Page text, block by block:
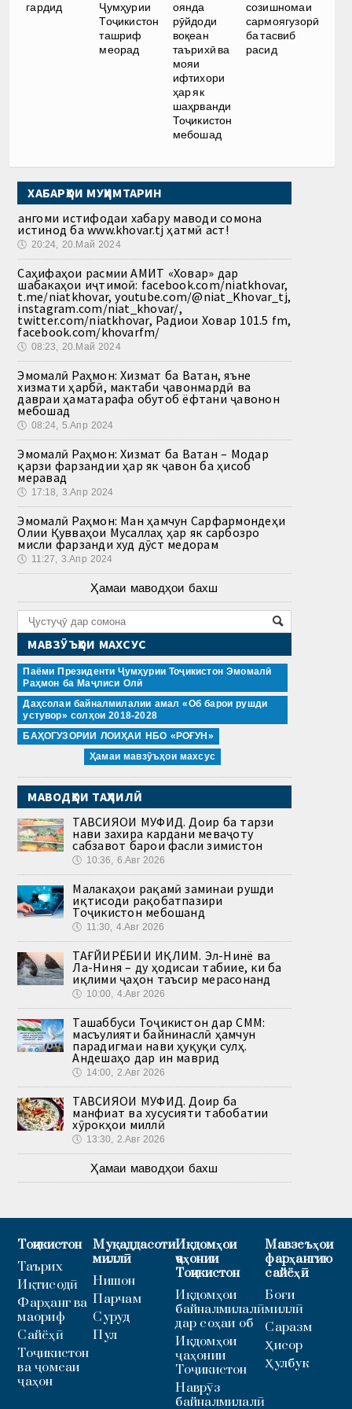
гардид
Ҷумҳурии
Тоҷикистон
ташриф
меорад
оянда
рӯйдоди
воқеан
таърихӣ ва
мояи
ифтихори
ҳар як
шаҳрванди
Тоҷикистон
мебошад
созишномаи
сармоягузорӣ
ба тасвиб
расид
ХАБАРҲОИ МУҲИМТАРИН
Ҳангоми истифодаи хабару маводи сомона
истинод ба www.khovar.tj ҳатмӣ аст!
🕔 20:24, 20.Май 2024
Саҳифаҳои расмии АМИТ «Ховар» дар
шабакаҳои иҷтимоӣ: facebook.com/niatkhovar,
t.me/niatkhovar, youtube.com/@niat_Khovar_tj,
instagram.com/niat_khovar/,
twitter.com/niatkhovar, Радиои Ховар 101.5 fm,
facebook.com/khovarfm/
🕔 08:23, 20.Май 2024
Эмомалӣ Раҳмон: Хизмат ба Ватан, яъне
хизмати ҳарбӣ, мактаби ҷавонмардӣ ва
давраи ҳаматарафа обутоб ёфтани ҷавонон
мебошад
🕔 08:24, 5.Апр 2024
Эмомалӣ Раҳмон: Хизмат ба Ватан – Модар
қарзи фарзандии ҳар як ҷавон ба ҳисоб
меравад
🕔 17:18, 3.Апр 2024
Эмомалӣ Раҳмон: Ман ҳамчун Сарфармондеҳи
Олии Қувваҳои Мусаллаҳ ҳар як сарбозро
мисли фарзанди худ дӯст медорам
🕔 11:27, 3.Апр 2024
Ҳамаи маводҳои бахш
МАВЗӮЪҲОИ МАХСУС
Паёми Президенти Ҷумҳурии Тоҷикистон Эмомалӣ
Раҳмон ба Маҷлиси Олӣ
Даҳсолаи байналмилалии амал «Об барои рушди
устувор» солҳои 2018-2028
БАҲОГУЗОРИИ ЛОИҲАИ НБО «РОҒУН»
Ҳамаи мавзӯъҳои махсус
МАВОДҲОИ ТАҲЛИЛӢ
ТАВСИЯҲОИ МУФИД. Доир ба тарзи
нави захира кардани меваҷоту
сабзавот барои фасли зимистон
🕔 10:36, 6.Авг 2026
Малакаҳои рақамӣ заминаи рушди
иқтисоди рақобатпазири
Тоҷикистон мебошанд
🕔 11:30, 4.Авг 2026
ТАҒЙИРЁБИИ ИҚЛИМ. Эл-Нинё ва
Ла-Ниня – ду ҳодисаи табиие, ки ба
иқлими ҷаҳон таъсир мерасонанд
🕔 10:00, 4.Авг 2026
Ташаббуси Тоҷикистон дар СММ:
масъулияти байнинаслӣ ҳамчун
парадигмаи нави ҳуқуқи сулҳ.
Андешаҳо дар ин маврид
🕔 14:00, 2.Авг 2026
ТАВСИЯҲОИ МУФИД. Доир ба
манфиат ва хусусияти табобатии
хӯрокҳои миллӣ
🕔 13:30, 2.Авг 2026
Ҳамаи маводҳои бахш
Тоҷикистон
Таърих
Иқтисодӣ
Фарҳанг ва
маориф
Сайёҳӣ
Тоҷикистон
ва ҷомеаи
ҷаҳон
Муқаддасоти
миллӣ
Нишон
Парчам
Суруд
Пул
Иқдомҳои
ҷаҳонии
Тоҷикистон
Иқдомҳои
байналмилалӣ
дар соҳаи об
Иқдомҳои
ҷаҳонии
Тоҷикистон
Наврӯз
байналмилалӣ
Мавзеъҳои
фарҳангию
сайёҳӣ
Боғи
миллӣ
Саразм
Ҳисор
Ҳулбук